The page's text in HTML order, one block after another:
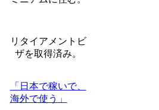
リタイアメントビ
ザを取得済み。
「日本で稼いで、
海外で使う」